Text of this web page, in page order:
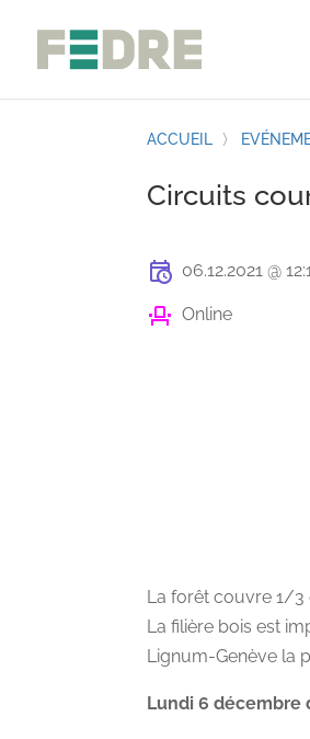
ACCUEIL 〉
Circuits
06.12.2021 @
Online
La forêt couvre 1/3
La filière bois est
Lignum-Genève la
Lundi 6 décembre